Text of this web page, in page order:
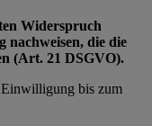
Widerspruch
nachweisen, die die
(Art. 21 DSGVO).
bis zum